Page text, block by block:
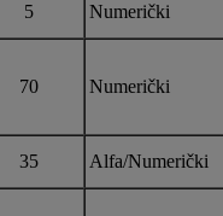
5 Numerički
70 Numerički
35 Alfa/Numerički